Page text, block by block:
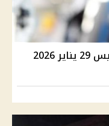
أسعار البنزين والسولار اليوم الخميس 29 يناير 2026